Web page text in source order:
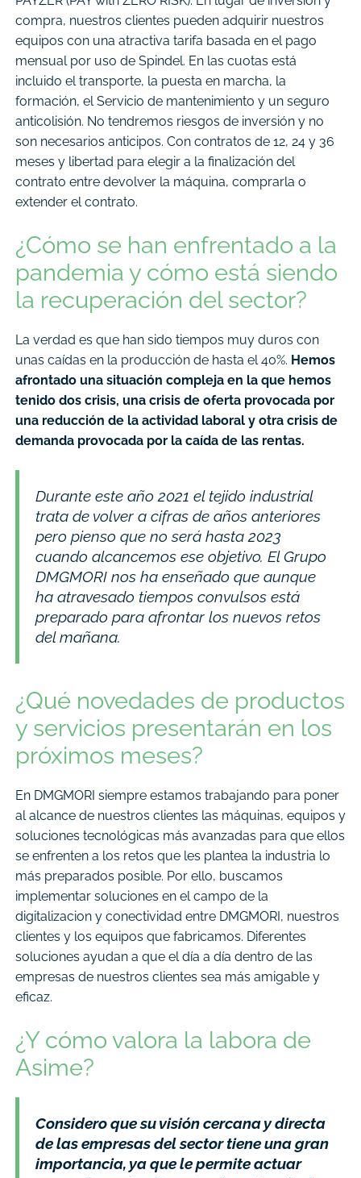
compra, nuestros clientes pueden adquirir nuestros
equipos con una atractiva tarifa basada en el pago
mensual por uso de Spindel. En las cuotas está
incluido el transporte, la puesta en marcha, la
formación, el Servicio de mantenimiento y un seguro
anticolisión. No tendremos riesgos de inversión y no
son necesarios anticipos. Con contratos de 12, 24 y 36
meses y libertad para elegir a la finalización del
contrato entre devolver la máquina, comprarla o
extender el contrato.
¿Cómo se han enfrentado a la
pandemia y cómo está siendo
la recuperación del sector?
La verdad es que han sido tiempos muy duros con
unas caídas en la producción de hasta el 40%. Hemos
afrontado una situación compleja en la que hemos
tenido dos crisis, una crisis de oferta provocada por
una reducción de la actividad laboral y otra crisis de
demanda provocada por la caída de las rentas.
Durante este año 2021 el tejido industrial
trata de volver a cifras de años anteriores
pero pienso que no será hasta 2023
cuando alcancemos ese objetivo. El Grupo
DMGMORI nos ha enseñado que aunque
ha atravesado tiempos convulsos está
preparado para afrontar los nuevos retos
del mañana.
¿Qué novedades de productos
y servicios presentarán en los
próximos meses?
En DMGMORI siempre estamos trabajando para poner
al alcance de nuestros clientes las máquinas, equipos y
soluciones tecnológicas más avanzadas para que ellos
se enfrenten a los retos que les plantea la industria lo
más preparados posible. Por ello, buscamos
implementar soluciones en el campo de la
digitalizacion y conectividad entre DMGMORI, nuestros
clientes y los equipos que fabricamos. Diferentes
soluciones ayudan a que el día a día dentro de las
empresas de nuestros clientes sea más amigable y
eficaz.
¿Y cómo valora la labora de
Asime?
Considero que su visión cercana y directa
de las empresas del sector tiene una gran
importancia, ya que le permite actuar